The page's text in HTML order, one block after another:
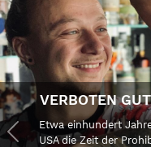
VERBOTEN
Etwa einhundert
USA die Zeit der
Previous